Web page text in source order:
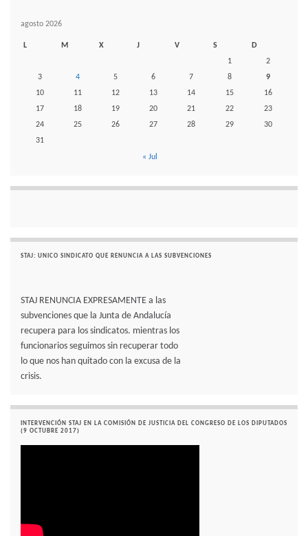
agosto 2026
L M X J V S
D
1
2
3
4 5 6 7 8
9
10
11 12 13 14 15
16
17
18 19 20 21 22
23
24
25 26 27 28 29
30
31
« Jul
STAJ: UNICO SINDICATO QUE RENUNCIA A LAS SUBVENCIONES
STAJ RENUNCIA EXPRESAMENTE a las
subvenciones que la Junta de Andalucía
recupera para los sindicatos. mientras los
funcionarios seguimos sin recuperar todo
lo que nos han quitado con la excusa de la
crisis.
INTERVENCIÓN STAJ EN LA COMISIÓN DE JUSTICIA DEL CONGRESO DE LOS DIPUTADOS
(9 OCTUBRE 2017)